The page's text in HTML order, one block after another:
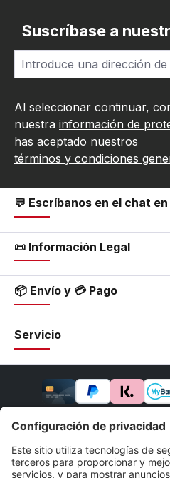
Suscríbase a
Al seleccionar continuar,
nuestra información de
has aceptado nuestros
términos y condiciones
💬 Escríbanos en el chat
📜 Información Legal
📦 Envío y 💳 Pago
Servicio
* Todos los precios incluyen
los posibles gastos de